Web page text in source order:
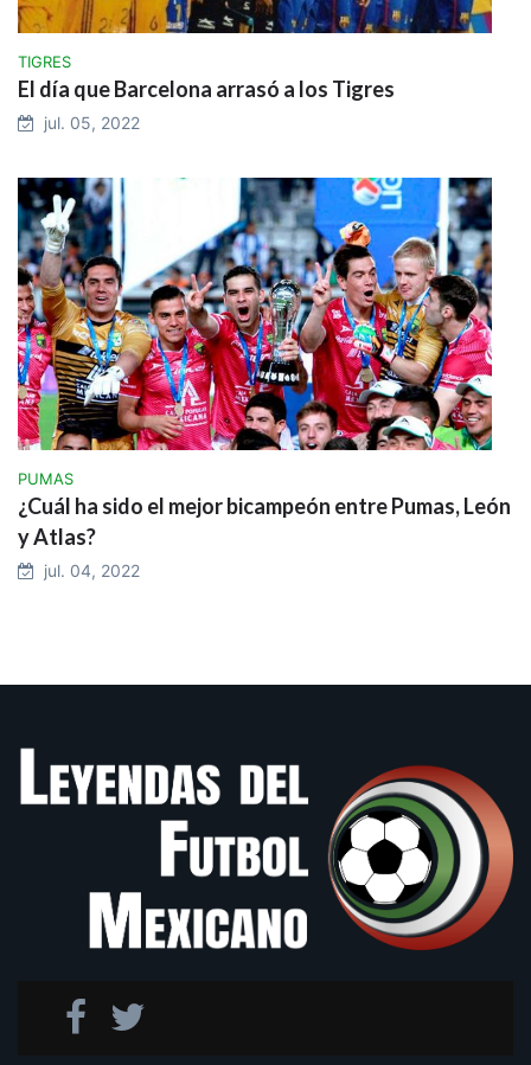
TIGRES
El día que Barcelona arrasó a los Tigres
jul. 05, 2022
PUMAS
¿Cuál ha sido el mejor bicampeón entre Pumas, León
y Atlas?
jul. 04, 2022